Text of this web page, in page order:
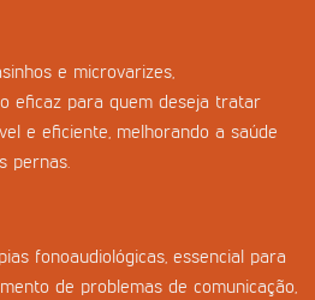
e microvarizes,
eficaz para quem deseja tratar
e eficiente, melhorando a saúde
pernas.
fonoaudiológicas, essencial para
de problemas de comunicação,